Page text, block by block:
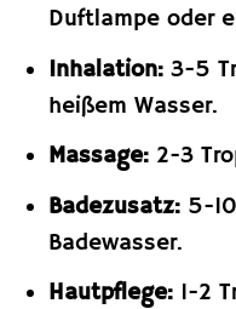
Duftlampe oder
Inhalation:3-5
heißem Wasser.
Massage:2-3
Badezusatz:5-10
Badewasser.
Hautpflege:1-2